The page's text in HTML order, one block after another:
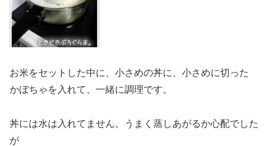
お米をセットした中に、小さめの丼に、小さめに切った
かぼちゃを入れて、一緒に調理です。
丼には水は入れてません。うまく蒸しあがるか心配でした
が